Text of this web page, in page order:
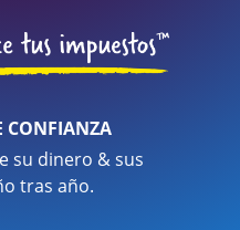
CONFIANZA
su dinero & sus
tras año.